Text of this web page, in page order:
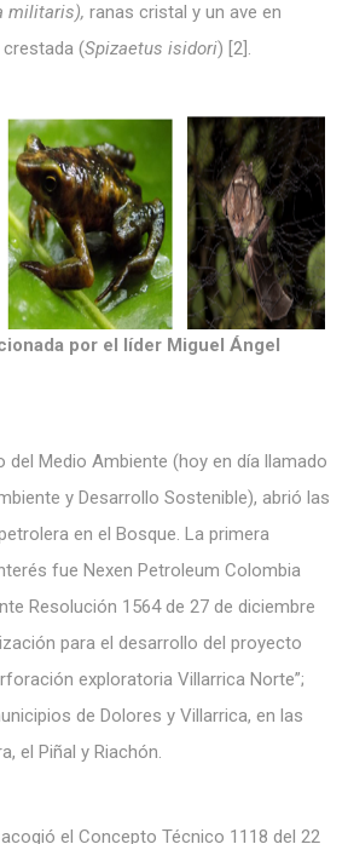
militaris), ranas cristal y un ave en
(Spizaetus isidori) [2].
por el líder Miguel Ángel
del Medio Ambiente (hoy en día llamado
y Desarrollo Sostenible), abrió las
en el Bosque. La primera
fue Nexen Petroleum Colombia
Resolución 1564 de 27 de diciembre
para el desarrollo del proyecto
exploratoria Villarrica Norte”;
de Dolores y Villarrica, en las
el Piñal y Riachón.
el Concepto Técnico 1118 del 22